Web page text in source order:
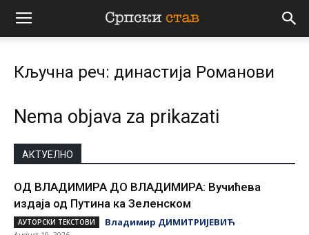
Српски
ставКључна реч: династија Романови
Nema objava za prikazati
АКТУЕЛНО
ОД ВЛАДИМИРА ДО ВЛАДИМИРА: Вучићева
издаја од Путина ка Зеленском
АУТОРСКИ ТЕКСТОВИ Владимир ДИМИТРИЈЕВИЋ -